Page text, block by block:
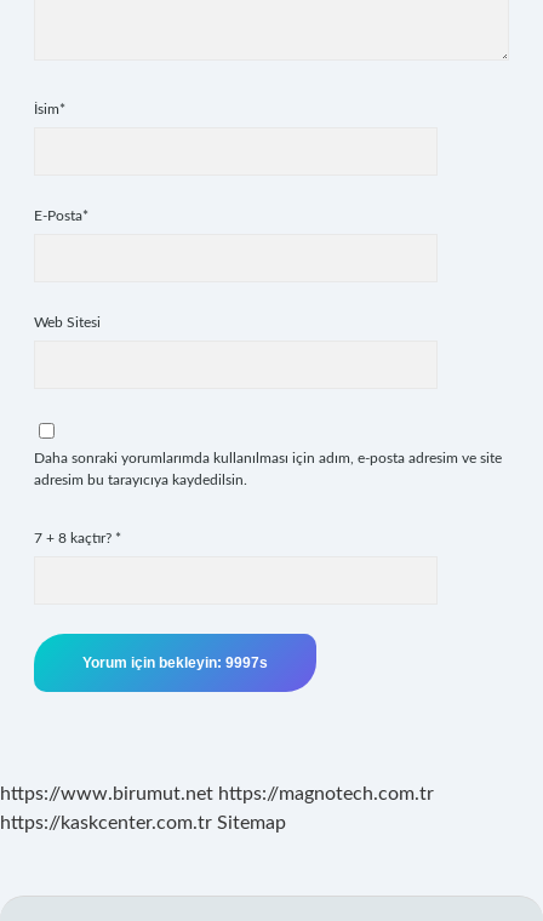
İsim*
E-Posta*
Web Sitesi
Daha sonraki yorumlarımda kullanılması için adım, e-posta adresim ve site
adresim bu tarayıcıya kaydedilsin.
7 + 8 kaçtır? *
https://www.birumut.net https://magnotech.com.tr
https://kaskcenter.com.tr Sitemap